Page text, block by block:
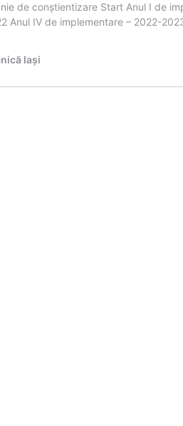
de conștientizare Start Anul I de
Anul IV de implementare – 2022-
Iaşi